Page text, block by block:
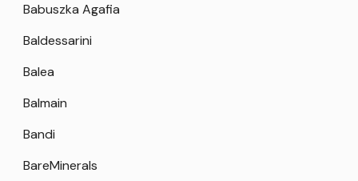
Babuszka Agafia
Baldessarini
Balea
Balmain
Bandi
BareMinerals